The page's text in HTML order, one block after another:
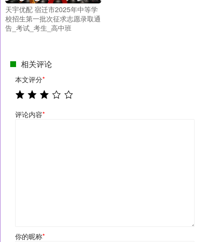
天宇优配 宿迁市2025年中等学
校招生第一批次征求志愿录取通
告_考试_考生_高中班
相关评论
本文评分*
评论内容*
你的昵称*